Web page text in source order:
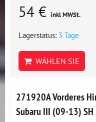
54 € inkl MWSt.
Lagerstatus: 3 Tage
WÄHLEN SIE
271920A Vorderes
Subaru III (09-13) SH